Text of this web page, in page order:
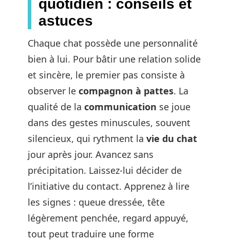
quotidien : conseils et
astuces
Chaque chat possède une personnalité
bien à lui. Pour bâtir une relation solide
et sincère, le premier pas consiste à
observer le compagnon à pattes. La
qualité de la communication se joue
dans des gestes minuscules, souvent
silencieux, qui rythment la vie du chat
jour après jour. Avancez sans
précipitation. Laissez-lui décider de
l’initiative du contact. Apprenez à lire
les signes : queue dressée, tête
légèrement penchée, regard appuyé,
tout peut traduire une forme